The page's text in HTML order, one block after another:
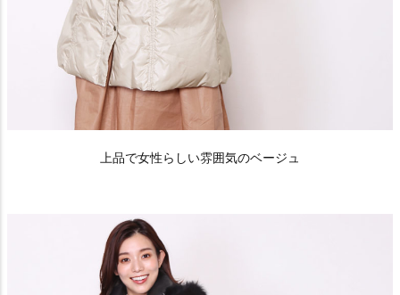
上品で女性らしい雰囲気のベージュ